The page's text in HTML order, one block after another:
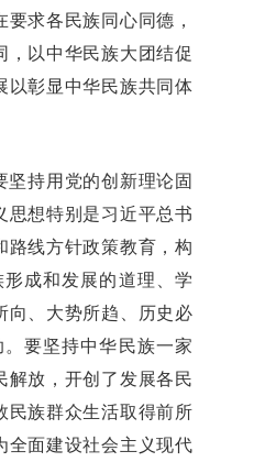
求各民族同心同德，
以中华民族大团结促
以彰显中华民族共同体
持用党的创新理论固
想特别是习近平总书
线方针政策教育，构
成和发展的道理、学
向、大势所趋、历史必
要坚持中华民族一家
放，开创了发展各民
民族群众生活取得前所
全面建设社会主义现代